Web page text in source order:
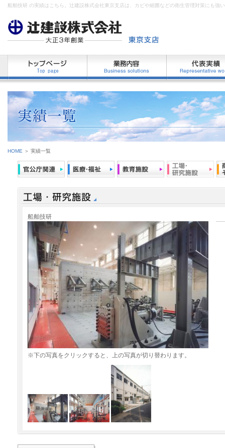
船舶技研 の実績はこちら。辻建設株式会社東京支店は、カビや細菌などの衛生管理対策にも強
HOME ＞ 実績一覧
船舶技研
※下の写真をクリックすると、上の写真が切り替わります。